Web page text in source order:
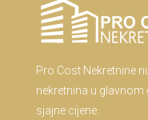
Pro Cost Nekretnine
nekretnina u glavnom
sjajne cijene.